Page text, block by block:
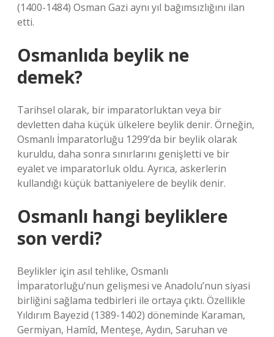
(1400-1484) Osman Gazi aynı yıl bağımsızlığını ilan
etti.
Osmanlıda beylik ne
demek?
Tarihsel olarak, bir imparatorluktan veya bir
devletten daha küçük ülkelere beylik denir. Örneğin,
Osmanlı İmparatorluğu 1299’da bir beylik olarak
kuruldu, daha sonra sınırlarını genişletti ve bir
eyalet ve imparatorluk oldu. Ayrıca, askerlerin
kullandığı küçük battaniyelere de beylik denir.
Osmanlı hangi beyliklere
son verdi?
Beylikler için asıl tehlike, Osmanlı
İmparatorluğu’nun gelişmesi ve Anadolu’nun siyasi
birliğini sağlama tedbirleri ile ortaya çıktı. Özellikle
Yıldırım Bayezid (1389-1402) döneminde Karaman,
Germiyan, Hamîd, Menteşe, Aydın, Saruhan ve